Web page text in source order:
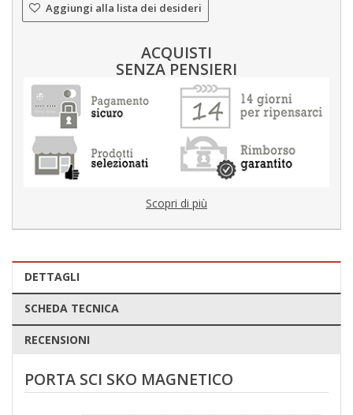
Aggiungi alla lista dei desideri
ACQUISTI
SENZA PENSIERI
Scopri di più
DETTAGLI
SCHEDA TECNICA
RECENSIONI
PORTA SCI SKO MAGNETICO